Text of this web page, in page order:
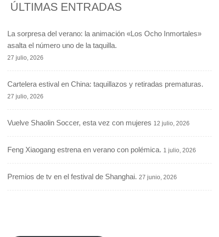
ÚLTIMAS ENTRADAS
La sorpresa del verano: la animación «Los Ocho Inmortales»
asalta el número uno de la taquilla.
27 julio, 2026
Cartelera estival en China: taquillazos y retiradas prematuras.
27 julio, 2026
Vuelve Shaolin Soccer, esta vez con mujeres 12 julio, 2026
Feng Xiaogang estrena en verano con polémica. 1 julio, 2026
Premios de tv en el festival de Shanghai. 27 junio, 2026